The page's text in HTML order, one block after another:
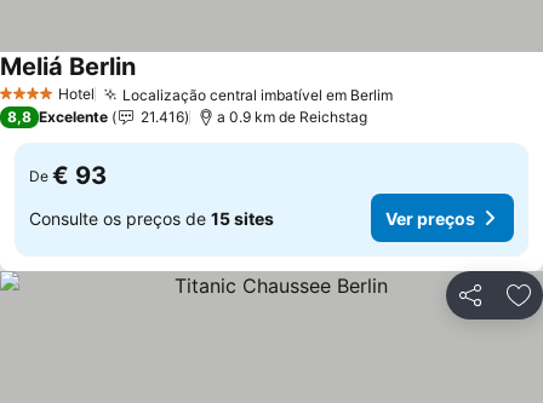
4 EstrelasHotel Localização central imbatível em Berlim
Meliá Berlin
8,8 Excelente 21.416 a 0.9 km de Reichstag
De € 93
Consulte os preços de 15 sites Ver preços
Partilhar